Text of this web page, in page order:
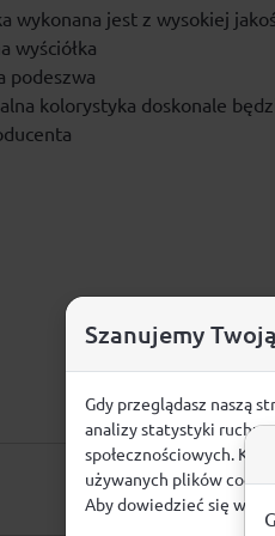
wykonana jest z wysokiej
wyściółka
podeszwa
kolorystyka doskonale
Szanujemy
Gdy przeglądasz naszą
analizy statystyki ruchu
społecznościowych.
używanych plików
Aby dowiedzieć się